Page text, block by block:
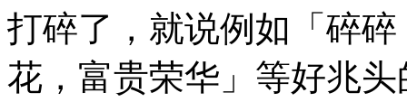
打碎了，就说例如「碎
花，富贵荣华」等好兆头